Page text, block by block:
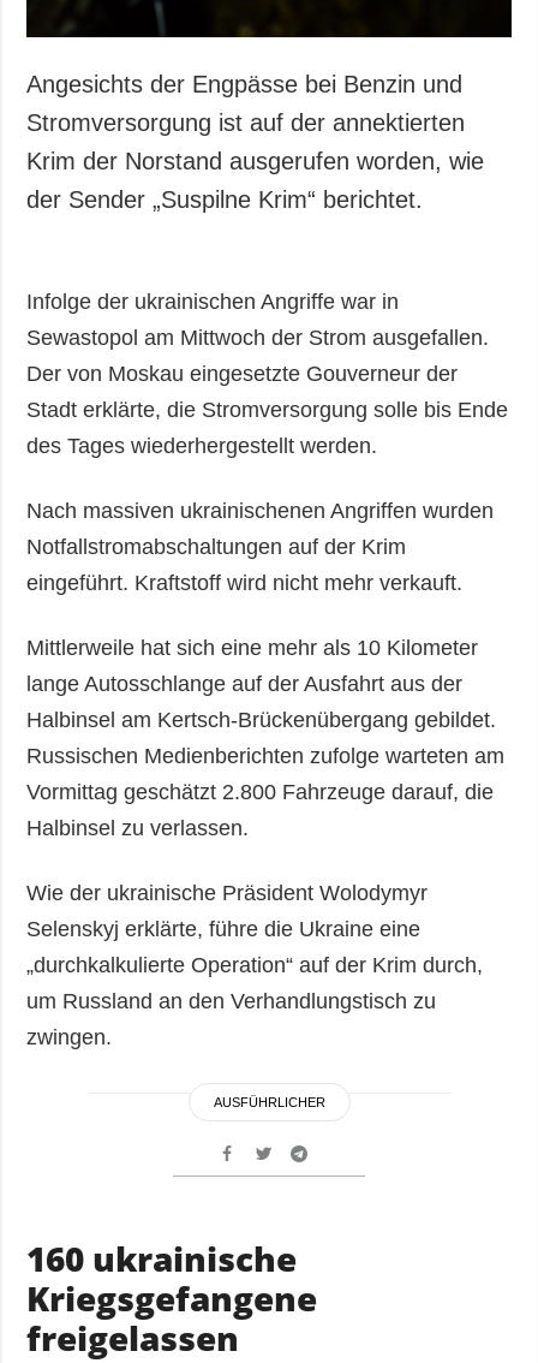
Angesichts der Engpässe bei Benzin und
Stromversorgung ist auf der annektierten
Krim der Norstand ausgerufen worden, wie
der Sender „Suspilne Krim“ berichtet.
Infolge der ukrainischen Angriffe war in
Sewastopol am Mittwoch der Strom ausgefallen.
Der von Moskau eingesetzte Gouverneur der
Stadt erklärte, die Stromversorgung solle bis Ende
des Tages wiederhergestellt werden.
Nach massiven ukrainischenen Angriffen wurden
Notfallstromabschaltungen auf der Krim
eingeführt. Kraftstoff wird nicht mehr verkauft.
Mittlerweile hat sich eine mehr als 10 Kilometer
lange Autosschlange auf der Ausfahrt aus der
Halbinsel am Kertsch-Brückenübergang gebildet.
Russischen Medienberichten zufolge warteten am
Vormittag geschätzt 2.800 Fahrzeuge darauf, die
Halbinsel zu verlassen.
Wie der ukrainische Präsident Wolodymyr
Selenskyj erklärte, führe die Ukraine eine
„durchkalkulierte Operation“ auf der Krim durch,
um Russland an den Verhandlungstisch zu
zwingen.
AUSFÜHRLICHER
160 ukrainische
Kriegsgefangene
freigelassen